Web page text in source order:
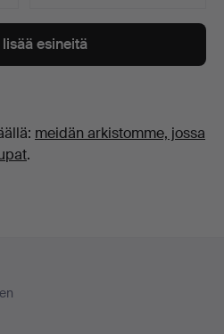
esineitä
meidän arkistomme, jossa
.